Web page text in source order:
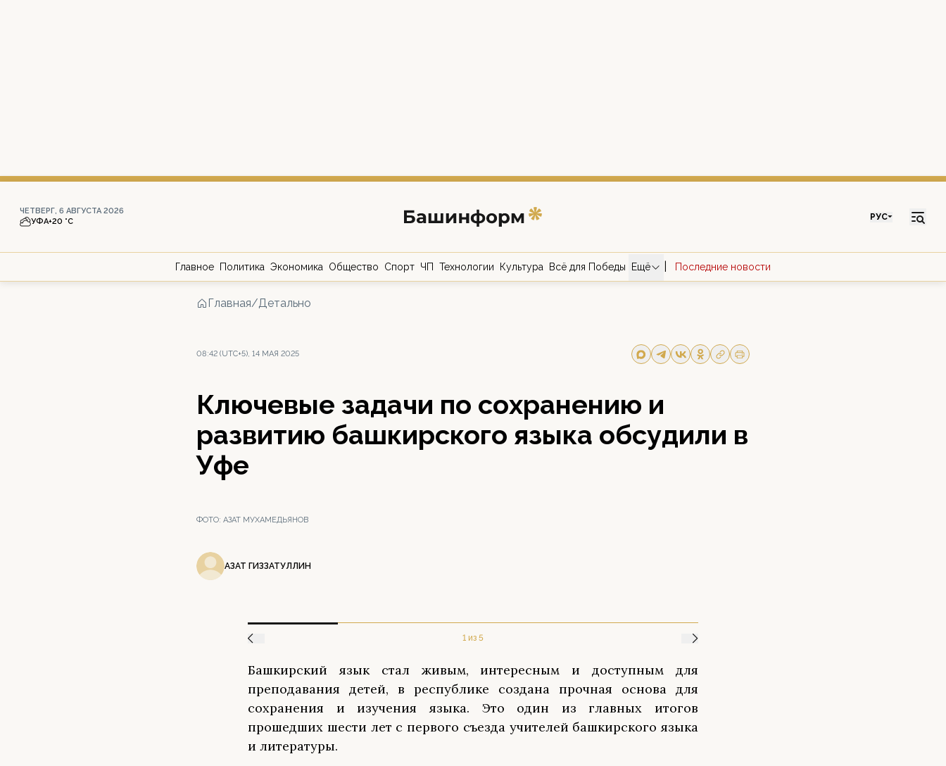
ЧЕТВЕРГ, 6 АВГУСТА 2026
УФА+20 °С РУС
Главное Политика Экономика Общество Спорт ЧП Технологии Культура Всё для Победы Ещё Последние новости
Главная/Детально
08:42 (UTC+5), 14 МАЯ 2025
Ключевые задачи по сохранению и
развитию башкирского языка обсудили в
Уфе
ФОТО: АЗАТ МУХАМЕДЬЯНОВ
АЗАТ ГИЗЗАТУЛЛИН
1 из 5
Башкирский язык стал живым, интересным и доступным для
преподавания детей, в республике создана прочная основа для
сохранения и изучения языка. Это один из главных итогов
прошедших шести лет с первого съезда учителей башкирского языка
и литературы.